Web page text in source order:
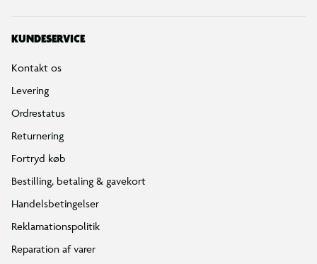
KUNDESERVICE
Kontakt os
Levering
Ordrestatus
Returnering
Fortryd køb
Bestilling, betaling & gavekort
Handelsbetingelser
Reklamationspolitik
Reparation af varer